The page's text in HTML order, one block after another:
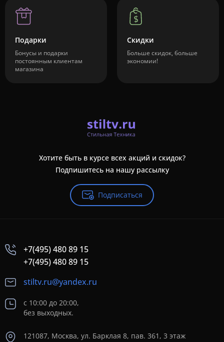
Подарки
Бонусы и подарки
постоянным клиентам
магазина
Скидки
Больше скидок, больше
экономии!
Хотите быть в курсе всех акций и скидок?
Подпишитесь на нашу рассылку
Подписаться
+7(495) 480 89 15
+7(495) 480 89 15
stiltv.ru@yandex.ru
с 10:00 до 20:00,
без выходных.
121087, Москва, ул. Барклая 8, пав. 361, 3 этаж